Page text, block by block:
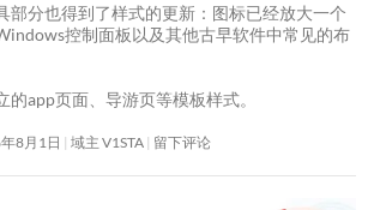
部分也得到了样式的更新：图标已经放大一个
控制面板以及其他古早软件中常见的布
的app页面、导游页等模板样式。
8月1日 域主 V1STA 留下评论